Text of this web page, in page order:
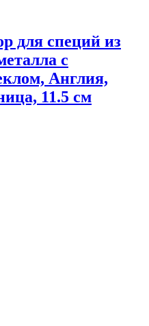
для специй из
с
Англия,
11.5 см